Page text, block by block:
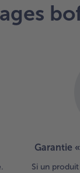
Garantie
Si un